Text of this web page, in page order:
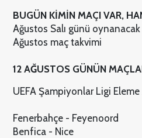
BUGÜN KİMİN MAÇI VAR,
Ağustos Salı günü
Ağustos maç takvimi
12 AĞUSTOS GÜNÜN
UEFA Şampiyonlar Ligi Eleme
Fenerbahçe - Feyenoord
Benfica - Nice